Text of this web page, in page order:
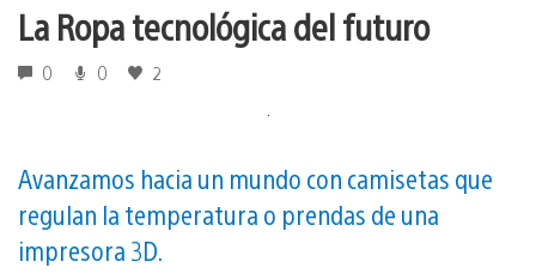
La Ropa tecnológica del futuro
0 0 2
Avanzamos hacia un mundo con camisetas que
regulan la temperatura o prendas de una
impresora 3D.